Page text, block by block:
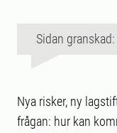
Sidan
Nya risker, ny
frågan: hur kan